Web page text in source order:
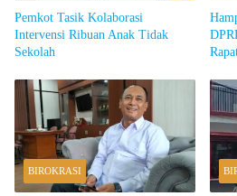
Pemkot Tasik Kolaborasi
Intervensi Ribuan Anak Tidak
Sekolah
BIROKRASI